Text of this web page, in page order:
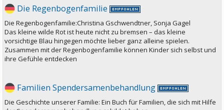
Die Regenbogenfamilie
Die Regenbogenfamilie:Christina Gschwendtner, Sonja Gagel
Das kleine wilde Rot ist heute nicht zu bremsen – das kleine
vorsichtige Blau hingegen möchte lieber ganz alleine spielen.
Zusammen mit der Regenbogenfamilie können Kinder sich selbst und
ihre Gefühle entdecken
Familien Spendersamenbehandlung
Die Geschichte unserer Familie: Ein Buch für Familien, die sich mit Hilfe